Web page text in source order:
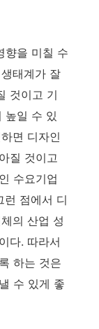
향을 미칠 수
태계가 잘
것이고 기
높일 수 있
면 디자인
질 것이고
수요기업
런 점에서 디
의 산업 성
다. 따라서
하는 것은
수 있게 좋